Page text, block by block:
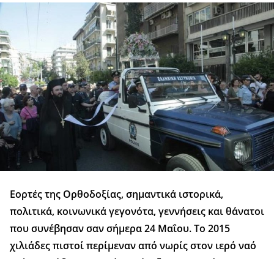
Εορτές της Ορθοδοξίας, σημαντικά ιστορικά,
πολιτικά, κοινωνικά γεγονότα, γεννήσεις και θάνατοι
που συνέβησαν σαν σήμερα 24 Μαΐου. Το 2015
χιλιάδες πιστοί περίμεναν από νωρίς στον ιερό ναό